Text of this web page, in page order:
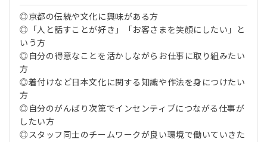
◎京都の伝統や文化に興味がある方
◎「人と話すことが好き」「お客さまを笑顔にしたい」と
いう方
◎自分の得意なことを活かしながらお仕事に取り組みたい
方
◎着付けなど日本文化に関する知識や作法を身につけたい
方
◎自分のがんばり次第でインセンティブにつながる仕事が
したい方
◎スタッフ同士のチームワークが良い環境で働いていきた